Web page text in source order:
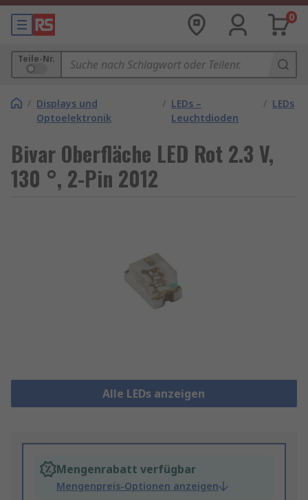
0
Teile-Nr.
/ Displays und
Optoelektronik
/ LEDs –
Leuchtdioden
/ LEDs
Bivar Oberfläche LED Rot 2.3 V,
130 °, 2-Pin 2012
Alle LEDs anzeigen
Mengenrabatt verfügbar
Mengenpreis-Optionen anzeigen